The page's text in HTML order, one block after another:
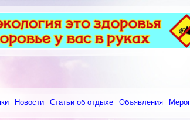
Новости Статьи об отдыхе Объявления